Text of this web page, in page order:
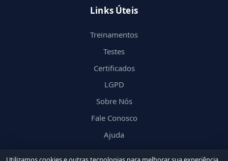
Links Úteis
Treinamentos
Testes
Certificados
LGPD
Sobre Nós
Fale Conosco
Ajuda